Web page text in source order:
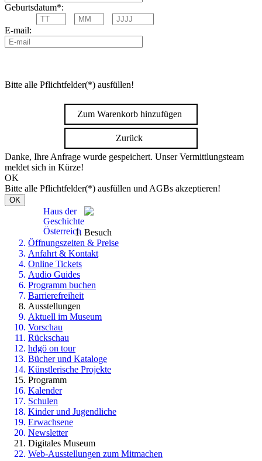
Geburtsdatum*:
E-mail:
Bitte alle Pflichtfelder(*) ausfüllen!
Zum Warenkorb hinzufügen
Zurück
Danke, Ihre Anfrage wurde gespeichert. Unser Vermittlungsteam
meldet sich in Kürze!
OK
Bitte alle Pflichtfelder(*) ausfüllen und AGBs akzeptieren!
OK
Haus der
Geschichte
Österreich Besuch
Öffnungszeiten & Preise
Anfahrt & Kontakt
Online Tickets
Audio Guides
Programm buchen
Barrierefreiheit
Ausstellungen
Aktuell im Museum
Vorschau
Rückschau
hdgö on tour
Bücher und Kataloge
Künstlerische Projekte
Programm
Kalender
Schulen
Kinder und Jugendliche
Erwachsene
Newsletter
Digitales Museum
Web-Ausstellungen zum Mitmachen